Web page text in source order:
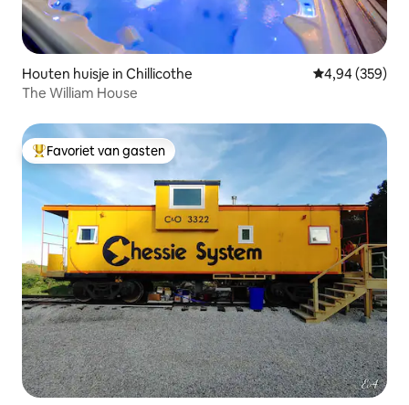
Houten huisje in Chillicothe Gemiddelde
4,94 (359)
The William House
Topfavoriet van gasten
Favoriet van gasten